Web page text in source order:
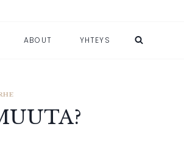
ABOUT YHTEYS